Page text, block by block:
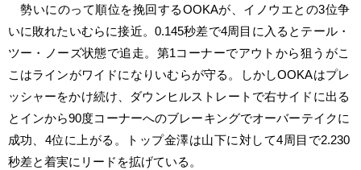
勢いにのって順位を挽回するOOKAが、イノウエとの3位争
いに敗れたいむらに接近。0.145秒差で4周目に入るとテール・
ツー・ノーズ状態で追走。第1コーナーでアウトから狙うがこ
こはラインがワイドになりいむらが守る。しかしOOKAはプレ
ッシャーをかけ続け、ダウンヒルストレートで右サイドに出る
とインから90度コーナーへのブレーキングでオーバーテイクに
成功、4位に上がる。トップ金澤は山下に対して4周目で2.230
秒差と着実にリードを拡げている。